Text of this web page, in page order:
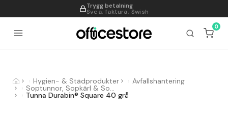
Trygg betalning
Svea, faktura, Swish
995
0
Hygien- & Städprodukter Avfallshantering
Soptunnor, Sopkärl & Sopsorteringskärl
Tunna Durabin® Square 40 grå